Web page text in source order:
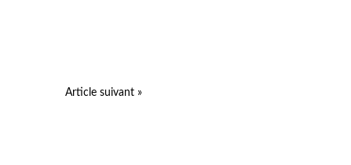
Article suivant »